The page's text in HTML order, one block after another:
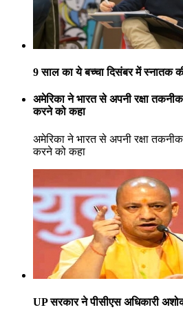
9 साल का ये बच्चा दिसंबर में स्नातक
अमेरिका ने भारत से अपनी रक्षा
करने को कहा
अमेरिका ने भारत से अपनी रक्षा
करने को कहा
UP सरकार ने पीसीएस अधिकारी